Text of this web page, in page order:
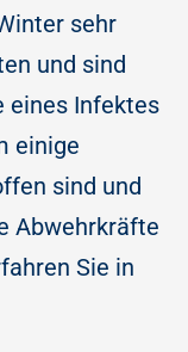
sehr
und sind
eines Infektes
einige
sind und
Abwehrkräfte
Sie in